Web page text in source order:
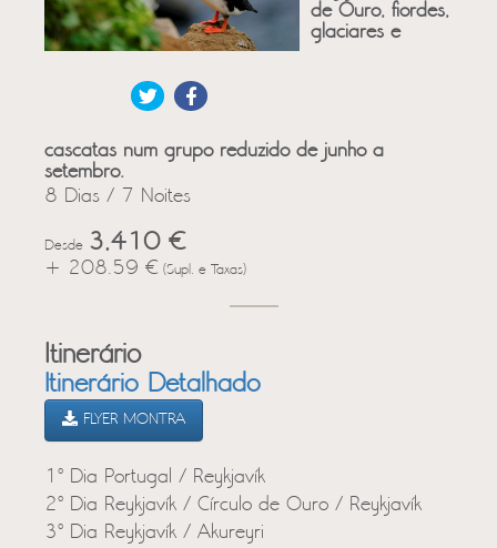
de Ouro, fiordes,
glaciares e
cascatas num grupo reduzido de junho a
setembro.
8 Dias / 7 Noites
Desde 3,410 €
+ 208.59 € (Supl. e Taxas)
Itinerário
Itinerário Detalhado
FLYER MONTRA
1º Dia Portugal / Reykjavík
2º Dia Reykjavík / Círculo de Ouro / Reykjavík
3º Dia Reykjavík / Akureyri